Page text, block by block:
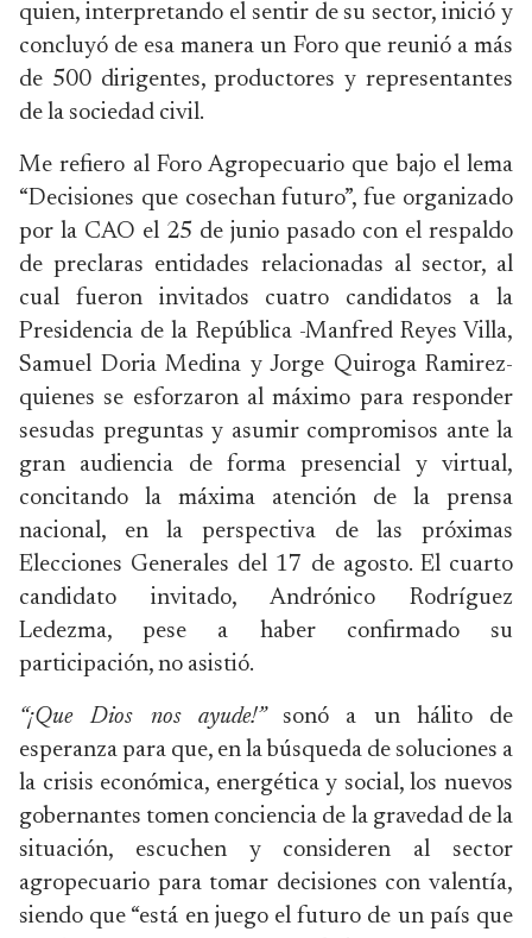
quien, interpretando el sentir de su sector, inició y
concluyó de esa manera un Foro que reunió a más
de 500 dirigentes, productores y representantes
de la sociedad civil.
Me refiero al Foro Agropecuario que bajo el lema
“Decisiones que cosechan futuro”, fue organizado
por la CAO el 25 de junio pasado con el respaldo
de preclaras entidades relacionadas al sector, al
cual fueron invitados cuatro candidatos a la
Presidencia de la República -Manfred Reyes Villa,
Samuel Doria Medina y Jorge Quiroga Ramirez-
quienes se esforzaron al máximo para responder
sesudas preguntas y asumir compromisos ante la
gran audiencia de forma presencial y virtual,
concitando la máxima atención de la prensa
nacional, en la perspectiva de las próximas
Elecciones Generales del 17 de agosto. El cuarto
candidato invitado, Andrónico Rodríguez
Ledezma, pese a haber confirmado su
participación, no asistió.
“¡Que Dios nos ayude!”sonó a un hálito de
esperanza para que, en la búsqueda de soluciones a
la crisis económica, energética y social, los nuevos
gobernantes tomen conciencia de la gravedad de la
situación, escuchen y consideren al sector
agropecuario para tomar decisiones con valentía,
siendo que “está en juego el futuro de un país que